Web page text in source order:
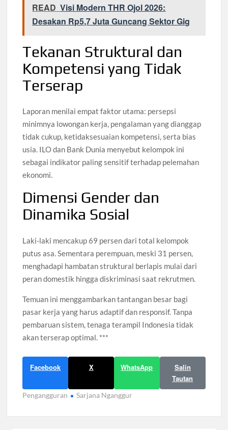
READ Visi Modern THR Ojol 2026:
Desakan Rp5,7 Juta Guncang Sektor Gig
Tekanan Struktural dan
Kompetensi yang Tidak
Terserap
Laporan menilai empat faktor utama: persepsi
minimnya lowongan kerja, pengalaman yang dianggap
tidak cukup, ketidaksesuaian kompetensi, serta bias
usia. ILO dan Bank Dunia menyebut kelompok ini
sebagai indikator paling sensitif terhadap pelemahan
ekonomi.
Dimensi Gender dan
Dinamika Sosial
Laki-laki mencakup 69 persen dari total kelompok
putus asa. Sementara perempuan, meski 31 persen,
menghadapi hambatan struktural berlapis mulai dari
peran domestik hingga diskriminasi saat rekrutmen.
Temuan ini menggambarkan tantangan besar bagi
pasar kerja yang harus adaptif dan responsif. Tanpa
pembaruan sistem, tenaga terampil Indonesia tidak
akan terserap optimal. ***
Facebook X WhatsApp
Salin
Tautan
Pengangguran Sarjana Nganggur